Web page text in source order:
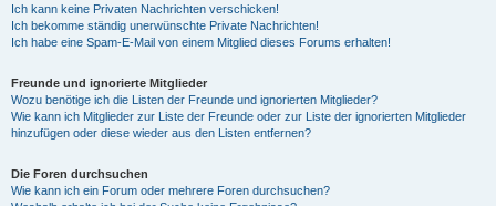
Ich kann keine Privaten Nachrichten verschicken!
Ich bekomme ständig unerwünschte Private Nachrichten!
Ich habe eine Spam-E-Mail von einem Mitglied dieses Forums erhalten!
Freunde und ignorierte Mitglieder
Wozu benötige ich die Listen der Freunde und ignorierten Mitglieder?
Wie kann ich Mitglieder zur Liste der Freunde oder zur Liste der ignorierten Mitglieder
hinzufügen oder diese wieder aus den Listen entfernen?
Die Foren durchsuchen
Wie kann ich ein Forum oder mehrere Foren durchsuchen?